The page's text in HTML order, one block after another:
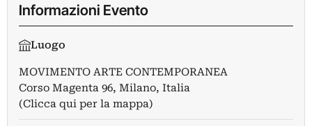
Informazioni Evento
Luogo
MOVIMENTO ARTE CONTEMPORANEA
Corso Magenta 96, Milano, Italia
(Clicca qui per la mappa)